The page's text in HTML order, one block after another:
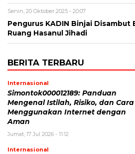
Senin, 20 Oktober 2025 - 20:07
Pengurus KADIN Binjai Disambut
Ruang Hasanul Jihadi
BERITA TERBARU
Internasional
Simontok000012189: Panduan
Mengenal Istilah, Risiko, dan Cara
Menggunakan Internet dengan
Aman
Jumat, 17 Jul 2026 - 11:12
Internasional